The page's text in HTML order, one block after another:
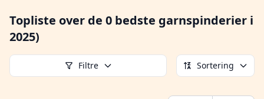
Topliste over de 0 bedste garnspinderier i
2025)
Filtre Sortering